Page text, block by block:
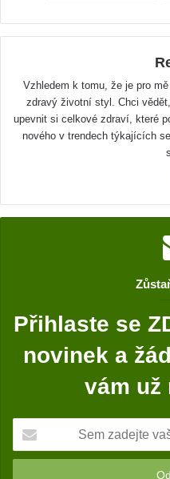
Vzhledem k tomu, že je pro
zdravý životní styl. Chci
upevnit si celkové zdraví, které
nového v trendech týkajících
Přihlaste se
novinek a
vám už
m